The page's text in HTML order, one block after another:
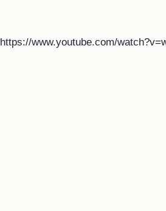
https://www.youtube.com/